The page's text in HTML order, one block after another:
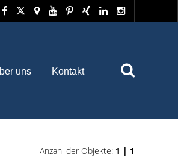
uns Kontakt
Anzahl der Objekte: 1 | 1